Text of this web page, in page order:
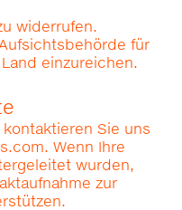
widerrufen.
für
einzureichen.
Sie uns
. Wenn Ihre
wurden,
zur